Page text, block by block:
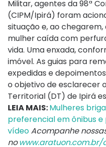
Militar, agentes da 98ª
(CIPM/Ipirá) foram
situação e, ao
mulher caída com
vida. Uma enxada,
imóvel. As guias para
expedidas e
o objetivo de esclarecer
Territorial (DT) de Ipirá
LEIA MAIS:Mulheres
preferencial em ônibus
vídeoAcompanhe
no www.aratuon.com.br/